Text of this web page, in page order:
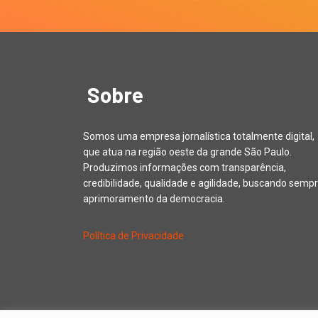
Sobre
Somos uma empresa jornalística totalmente digital,
que atua na região oeste da grande São Paulo.
Produzimos informações com transparência,
credibilidade, qualidade e agilidade, buscando
aprimoramento da democracia.
Política de Privacidade